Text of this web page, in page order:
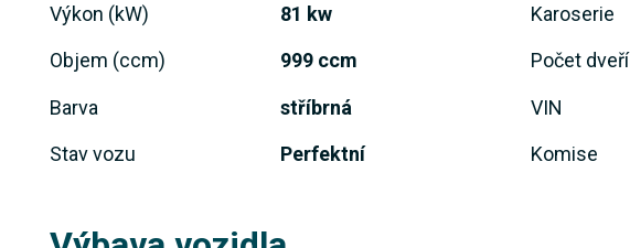
Výkon (kW) 81 kw
Objem (ccm) 999 ccm
Barva stříbrná
Stav vozu Perfektní
Karoserie
Počet dveří
VIN
Komise